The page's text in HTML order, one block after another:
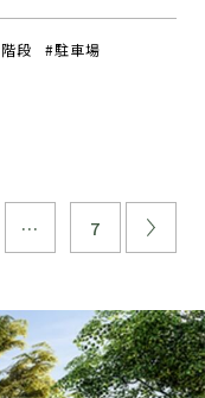
階段 駐車場
… 7